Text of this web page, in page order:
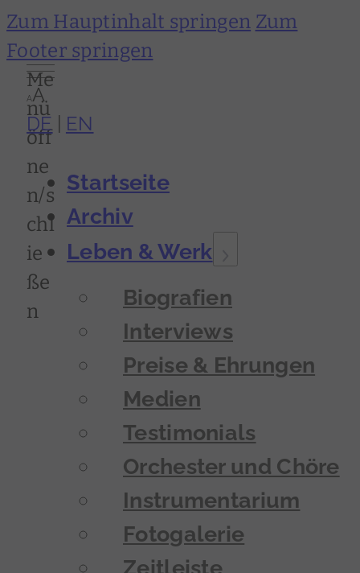
Zum Hauptinhalt springen Zum
Footer springen
Me
nü
öff
ne
n/s
chl
ie
ße
n
AA
DE
EN
Startseite
Archiv
Leben & Werk
Biografien
Interviews
Preise & Ehrungen
Medien
Testimonials
Orchester und Chöre
Instrumentarium
Fotogalerie
Zeitleiste